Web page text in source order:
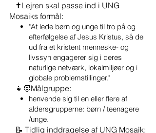
✝️Lejren skal passe ind i UNG
Mosaiks formål:
"At lede børn og unge til tro på og
efterfølgelse af Jesus Kristus, så de
ud fra et kristent menneske- og
livssyn engagerer sig i deres
naturlige netværk, lokalmiljøer og i
globale problemstillinger."
👧🧑Målgruppe:
henvende sig til en eller flere af
aldersgrupperne: børn / teenagere
/unge.
📝 Tidlig inddragelse af UNG Mosaik: